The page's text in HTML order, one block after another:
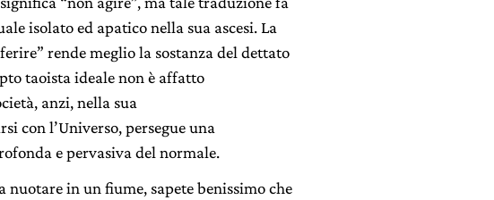
isolato ed apatico nella sua ascesi. La
rende meglio la sostanza del dettato
taoista ideale non è affatto
anzi, nella sua
con l’Universo, persegue una
e pervasiva del normale.
nuotare in un fiume, sapete benissimo che